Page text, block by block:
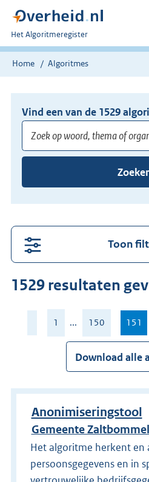
U
bent
nu
Het Algoritmeregister
Home Algoritmes
Vind een van de 1529
Voer
3
tekens
in
voor
suggesties.
op
direct
Toon
1529 resultaten
Pagina
1 ... 150 151
Download alle
Anonimiseringstool
Gemeente Zaltbommel
Het algoritme herkent en
persoonsgegevens en in